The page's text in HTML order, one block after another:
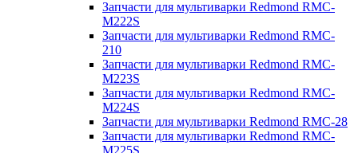
Запчасти для мультиварки Redmond RMC-
M222S
Запчасти для мультиварки Redmond RMC-
210
Запчасти для мультиварки Redmond RMC-
M223S
Запчасти для мультиварки Redmond RMC-
M224S
Запчасти для мультиварки Redmond RMC-28
Запчасти для мультиварки Redmond RMC-
M225S